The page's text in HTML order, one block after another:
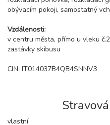
obývacím pokoji, samostatný
Vzdálenosti:
v centru města, přímo u vleku
zastávky skibusu
CIN: IT014037B4QB4SNNV3
vlastní